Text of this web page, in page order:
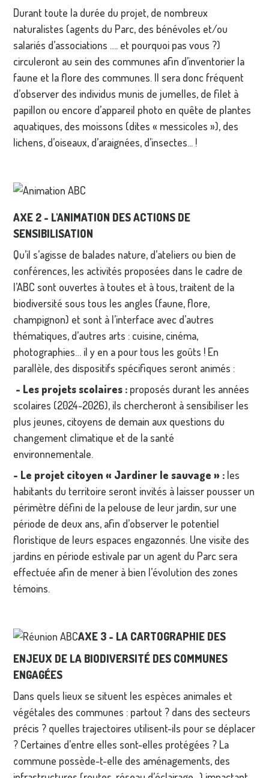
Durant toute la durée du projet, de nombreux
naturalistes (agents du Parc, des bénévoles et/ou
salariés d’associations …. et pourquoi pas vous ?)
circuleront au sein des communes afin d’inventorier la
faune et la flore des communes. Il sera donc fréquent
d’observer des individus munis de jumelles, de filet à
papillon ou encore d’appareil photo en quête de plantes
aquatiques, des moissons (dites « messicoles »), des
lichens, d’oiseaux, d’araignées, d’insectes... !
AXE 2 - L'ANIMATION DES ACTIONS DE
SENSIBILISATION
Qu’il s’agisse de balades nature, d’ateliers ou bien de
conférences, les activités proposées dans le cadre de
l’ABC sont ouvertes à toutes et à tous, traitent de la
biodiversité sous tous les angles (faune, flore,
champignon) et sont à l’interface avec d’autres
thématiques, d’autres arts : cuisine, cinéma,
photographies… il y en a pour tous les goûts ! En
parallèle, des dispositifs spécifiques seront animés :
- Les projets scolaires : proposés durant les années
scolaires (2024-2026), ils chercheront à sensibiliser les
plus jeunes, citoyens de demain aux questions du
changement climatique et de la santé
environnementale.
- Le projet citoyen « Jardiner le sauvage » : les
habitants du territoire seront invités à laisser pousser un
périmètre défini de la pelouse de leur jardin, sur une
période de deux ans, afin d’observer le potentiel
floristique de leurs espaces engazonnés. Une visite des
jardins en période estivale par un agent du Parc sera
effectuée afin de mener à bien l’évolution des zones
témoins.
AXE 3 - LA CARTOGRAPHIE DES
ENJEUX DE LA BIODIVERSITÉ DES COMMUNES
ENGAGÉES
Dans quels lieux se situent les espèces animales et
végétales des communes : partout ? dans des secteurs
précis ? quelles trajectoires utilisent-ils pour se déplacer
? Certaines d’entre elles sont-elles protégées ? La
commune possède-t-elle des aménagements, des